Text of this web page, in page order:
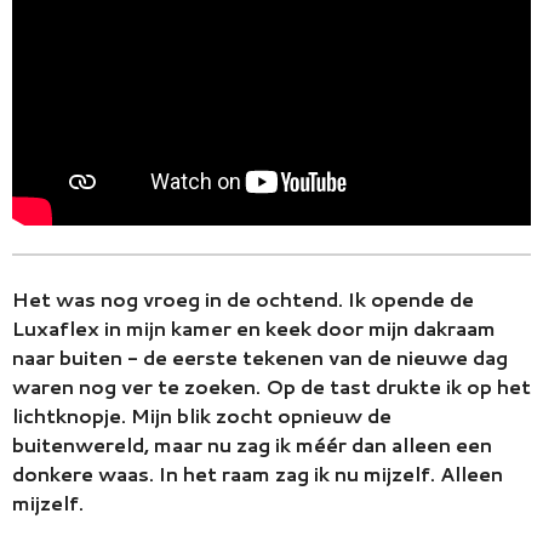
Het was nog vroeg in de ochtend. Ik opende de
Luxaflex in mijn kamer en keek door mijn dakraam
naar buiten - de eerste tekenen van de nieuwe dag
waren nog ver te zoeken. Op de tast drukte ik op het
lichtknopje. Mijn blik zocht opnieuw de
buitenwereld, maar nu zag ik méér dan alleen een
donkere waas. In het raam zag ik nu mijzelf. Alleen
mijzelf.